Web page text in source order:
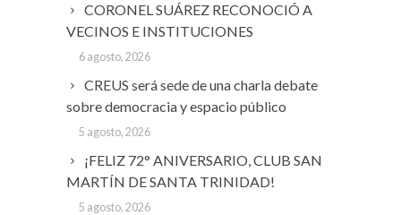
CORONEL SUÁREZ RECONOCIÓ A
VECINOS E INSTITUCIONES
6 agosto, 2026
CREUS será sede de una charla debate
sobre democracia y espacio público
5 agosto, 2026
¡FELIZ 72° ANIVERSARIO, CLUB SAN
MARTÍN DE SANTA TRINIDAD!
5 agosto, 2026